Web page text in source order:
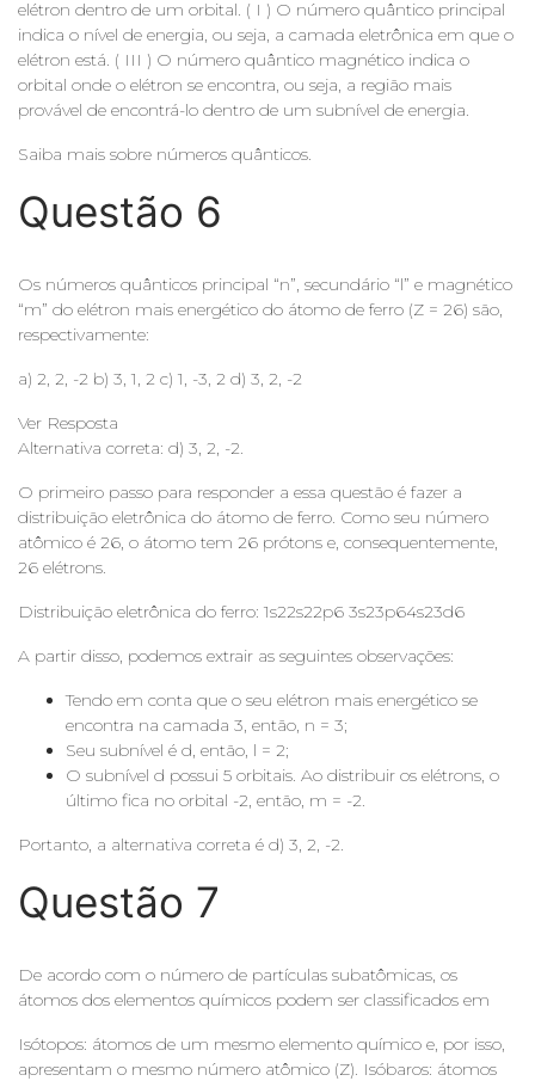
elétron dentro de um orbital. ( I ) O número quântico principal
indica o nível de energia, ou seja, a camada eletrônica em que o
elétron está. ( III ) O número quântico magnético indica o
orbital onde o elétron se encontra, ou seja, a região mais
provável de encontrá-lo dentro de um subnível de energia.
Saiba mais sobre números quânticos.
Questão 6
Os números quânticos principal “n”, secundário “l” e magnético
“m” do elétron mais energético do átomo de ferro (Z = 26) são,
respectivamente:
a) 2, 2, -2 b) 3, 1, 2 c) 1, -3, 2 d) 3, 2, -2
Ver Resposta
Alternativa correta: d) 3, 2, -2.
O primeiro passo para responder a essa questão é fazer a
distribuição eletrônica do átomo de ferro. Como seu número
atômico é 26, o átomo tem 26 prótons e, consequentemente,
26 elétrons.
Distribuição eletrônica do ferro: 1s22s22p6 3s23p64s23d6
A partir disso, podemos extrair as seguintes observações:
Tendo em conta que o seu elétron mais energético se
encontra na camada 3, então, n = 3;
Seu subnível é d, então, l = 2;
O subnível d possui 5 orbitais. Ao distribuir os elétrons, o
último fica no orbital -2, então, m = -2.
Portanto, a alternativa correta é d) 3, 2, -2.
Questão 7
De acordo com o número de partículas subatômicas, os
átomos dos elementos químicos podem ser classificados em
Isótopos: átomos de um mesmo elemento químico e, por isso,
apresentam o mesmo número atômico (Z). Isóbaros: átomos